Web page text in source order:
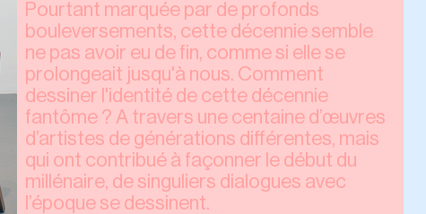
Pourtant marquée par de profonds
bouleversements, cette décennie semble
ne pas avoir eu de fin, comme si elle se
prolongeait jusqu'à nous. Comment
dessiner l'identité de cette décennie
fantôme ? A travers une centaine d’œuvres
d’artistes de générations différentes, mais
qui ont contribué à façonner le début du
millénaire, de singuliers dialogues avec
l’époque se dessinent.